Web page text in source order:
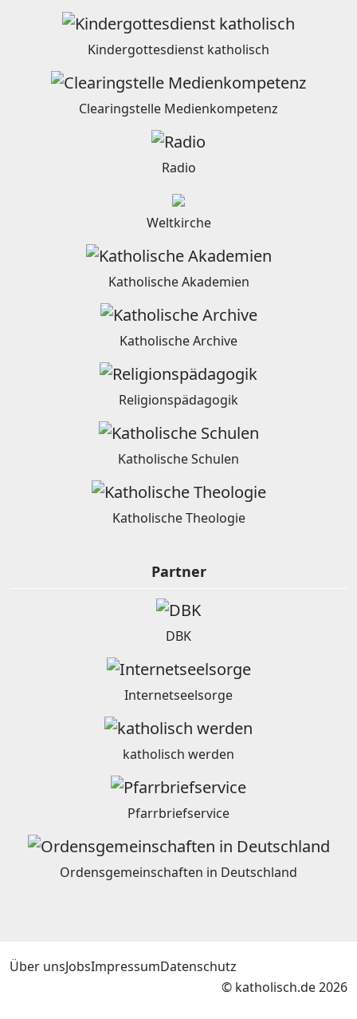
Kindergottesdienst katholisch
Clearingstelle Medienkompetenz
Radio
Weltkirche
Katholische Akademien
Katholische Archive
Religionspädagogik
Katholische Schulen
Katholische Theologie
Partner
DBK
Internetseelsorge
katholisch werden
Pfarrbriefservice
Ordensgemeinschaften in Deutschland
Über unsJobsImpressumDatenschutz
© katholisch.de 2026